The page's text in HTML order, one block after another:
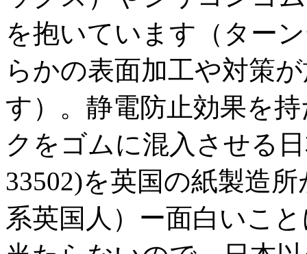
を抱いています（ター
らかの表面加工や対策
す）。静電防止効果を
クをゴムに混入させる
33502)を英国の紙製造
系英国人）ー面白いこ